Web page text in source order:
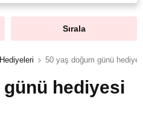
Sırala
50 yaş doğum günü
hediyesi